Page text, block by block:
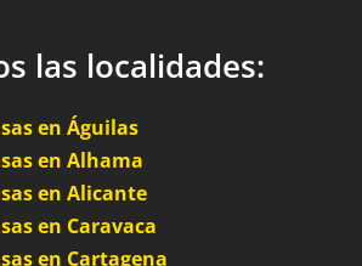
las localidades:
en Águilas
en Alhama
en Alicante
en Caravaca
en Cartagena